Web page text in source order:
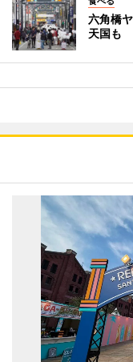
六角橋
天国も